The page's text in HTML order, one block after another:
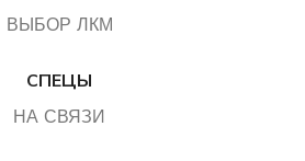
ВЫБОР ЛКМ
СПЕЦЫ
НА СВЯЗИ